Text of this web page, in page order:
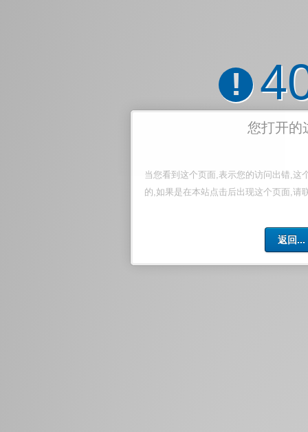
!
您打开的
当您看到这个页面,表示您的访问出错,这
的,如果是在本站点击后出现这个页面,请
返回...